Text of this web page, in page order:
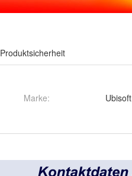
Produktsicherheit
Marke: Ubisoft